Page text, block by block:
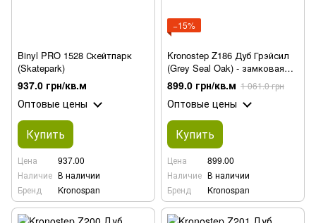
Binyl PRO 1528 Скейтпарк
(Skatepark)
937.0 грн/кв.м
Оптовые цены
Купить
Цена
937.00
Наличие В наличии
Бренд
Kronospan
−15%
Kronostep Z186 Дуб Грэйсил
(Grey Seal Oak) - замковая
SPC плитка
899.0 грн/кв.м 1 061.0 грн
Оптовые цены
Купить
Цена
899.00
Наличие В наличии
Бренд
Kronospan